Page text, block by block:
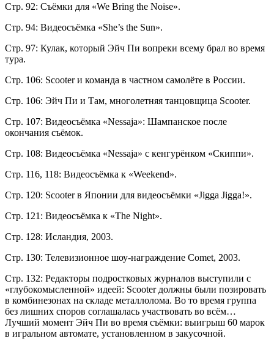
Стр. 92: Съёмки для «We Bring the Noise».
Стр. 94: Видеосъёмка «She’s the Sun».
Стр. 97: Кулак, который Эйч Пи вопреки всему брал во время
тура.
Стр. 106: Scooter и команда в частном самолёте в России.
Стр. 106: Эйч Пи и Там, многолетняя танцовщица Scooter.
Стр. 107: Видеосъёмка «Nessaja»: Шампанское после
окончания съёмок.
Стр. 108: Видеосъёмка «Nessaja» с кенгурёнком «Скиппи».
Стр. 116, 118: Видеосъёмка к «Weekend».
Стр. 120: Scooter в Японии для видеосъёмки «Jigga Jigga!».
Стр. 121: Видеосъёмка к «The Night».
Стр. 128: Исландия, 2003.
Стр. 130: Телевизионное шоу-награждение Comet, 2003.
Стр. 132: Редакторы подростковых журналов выступили с
«глубокомысленной» идеей: Scooter должны были позировать
в комбинезонах на складе металлолома. Во то время группа
без лишних споров соглашалась участвовать во всём…
Лучший момент Эйч Пи во время съёмки: выигрыш 60 марок
в игральном автомате, установленном в закусочной.